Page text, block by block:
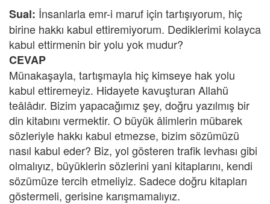
Sual: İnsanlarla emr-i maruf için tartışıyorum, hiç
birine hakkı kabul ettiremiyorum. Dediklerimi kolayca
kabul ettirmenin bir yolu yok mudur?
CEVAP
Münakaşayla, tartışmayla hiç kimseye hak yolu
kabul ettiremeyiz. Hidayete kavuşturan Allahü
teâlâdır. Bizim yapacağımız şey, doğru yazılmış bir
din kitabını vermektir. O büyük âlimlerin mübarek
sözleriyle hakkı kabul etmezse, bizim sözümüzü
nasıl kabul eder? Biz, yol gösteren trafik levhası gibi
olmalıyız, büyüklerin sözlerini yani kitaplarını, kendi
sözümüze tercih etmeliyiz. Sadece doğru kitapları
göstermeli, gerisine karışmamalıyız.